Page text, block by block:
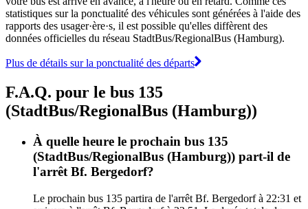
statistiques sur la ponctualité des véhicules sont générées à l'aide des
rapports des usager·ère·s, il est possible qu'elles diffèrent des
données officielles du réseau StadtBus/RegionalBus (Hamburg).
Plus de détails sur la ponctualité des départs
F.A.Q. pour le bus 135
(StadtBus/RegionalBus (Hamburg))
À quelle heure le prochain bus 135
(StadtBus/RegionalBus (Hamburg)) part-il de
l'arrêt Bf. Bergedorf?
Le prochain bus 135 partira de l'arrêt Bf. Bergedorf à 22:31 et